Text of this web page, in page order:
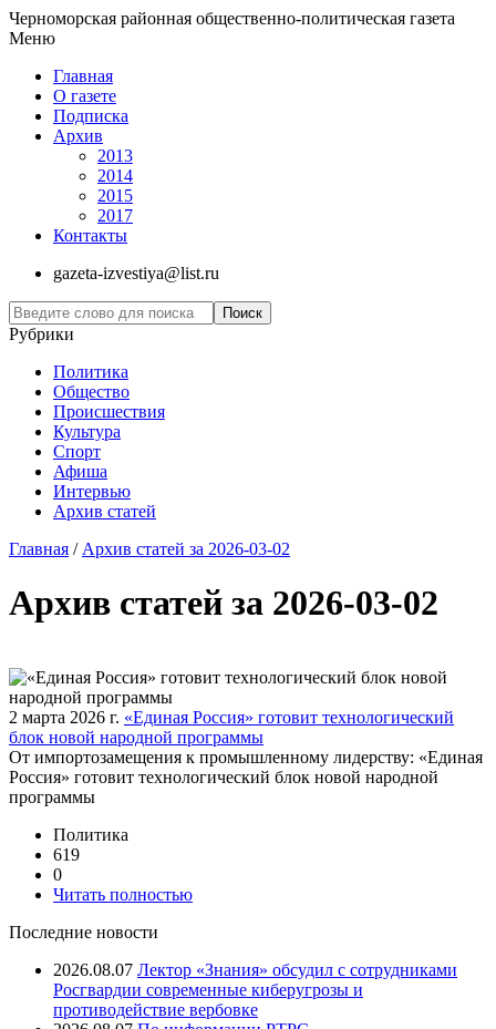
Черноморская районная общественно-политическая газета
Меню
Главная
О газете
Подписка
Архив
2013
2014
2015
2017
Контакты
gazeta-izvestiya@list.ru
Рубрики
Политика
Общество
Проиcшествия
Культура
Спорт
Афиша
Интервью
Архив статей
Главная / Архив статей за 2026-03-02
Архив статей за 2026-03-02
2 марта 2026 г. «Единая Россия» готовит технологический
блок новой народной программы
От импортозамещения к промышленному лидерству: «Единая
Россия» готовит технологический блок новой народной
программы
Политика
619
0
Читать полностью
Последние новости
2026.08.07 Лектор «Знания» обсудил с сотрудниками
Росгвардии современные киберугрозы и
противодействие вербовке